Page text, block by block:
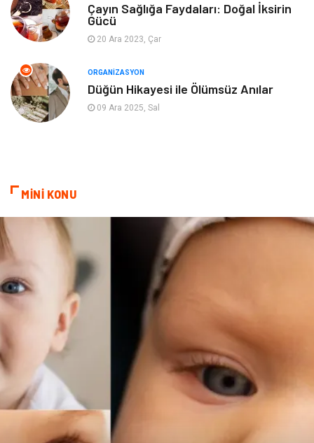
Çayın Sağlığa Faydaları: Doğal İksirin
Gücü
20 Ara 2023, Çar
ORGANIZASYON
Düğün Hikayesi ile Ölümsüz Anılar
09 Ara 2025, Sal
MİNİ KONU